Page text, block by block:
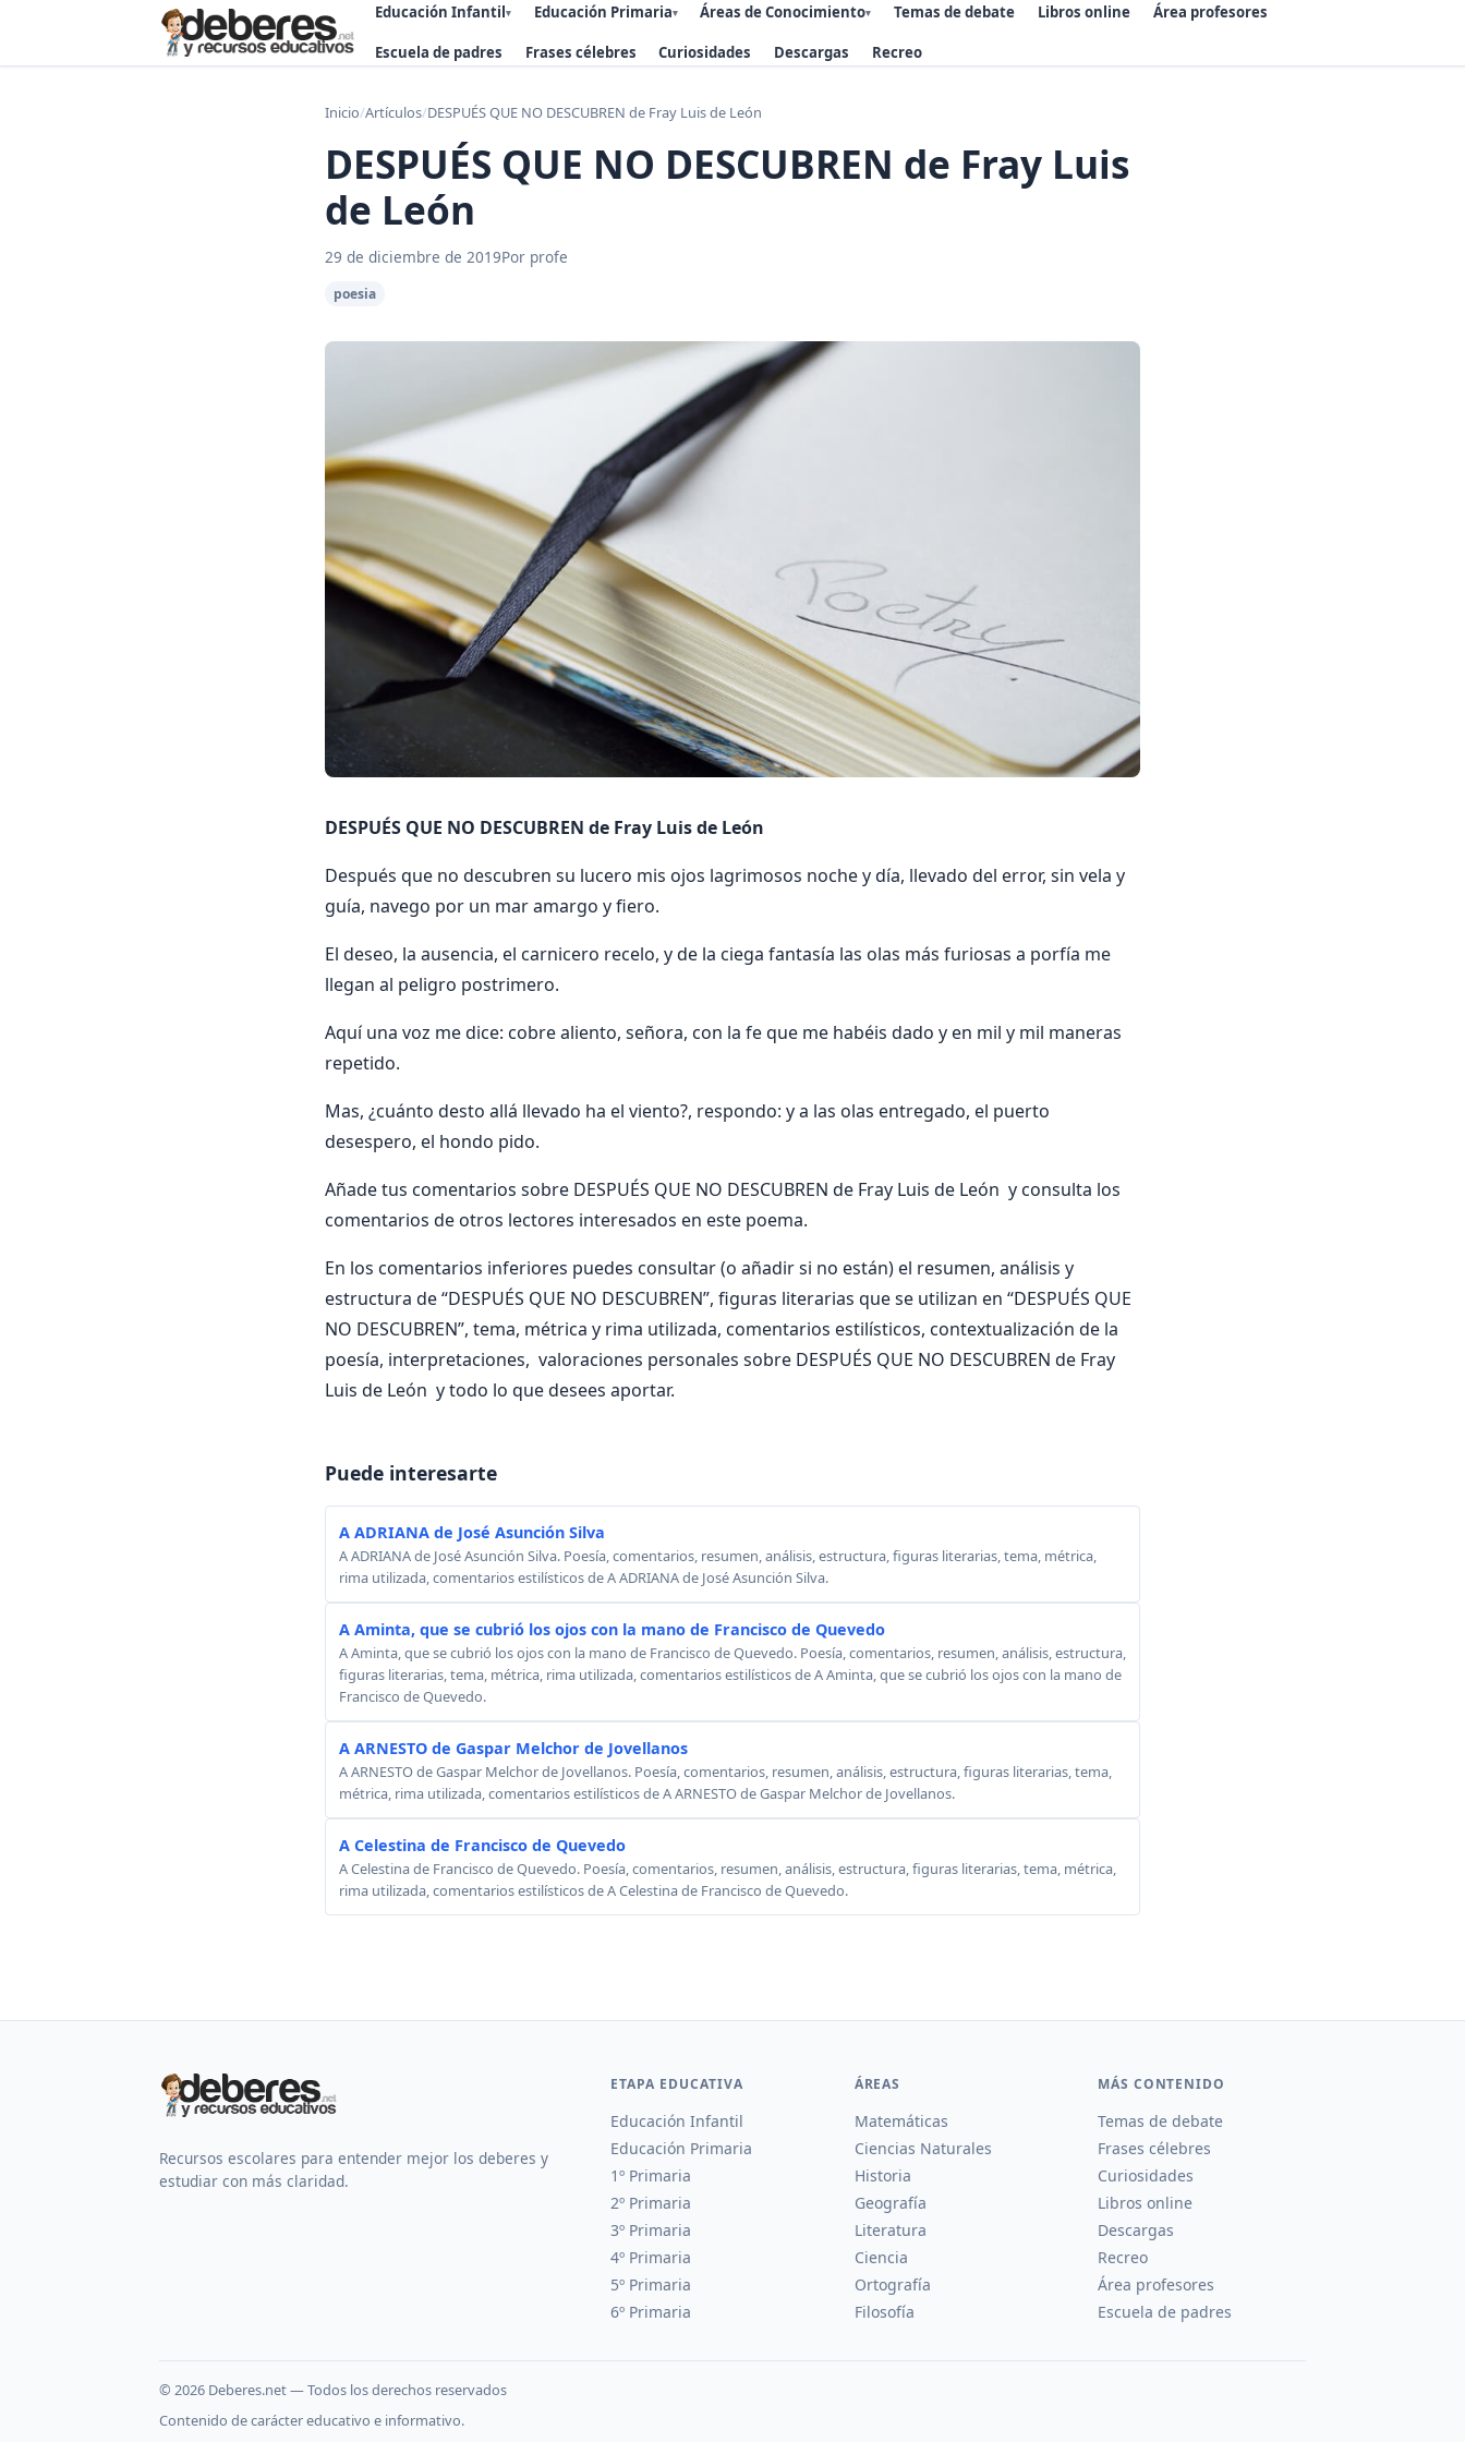
Educación Infantil▾ Educación Primaria▾ Áreas de Conocimiento▾ Temas de debate Libros online Área profesores
Escuela de padres Frases célebres Curiosidades Descargas Recreo
Inicio/Artículos/DESPUÉS QUE NO DESCUBREN de Fray Luis de León
DESPUÉS QUE NO DESCUBREN de Fray Luis
de León
29 de diciembre de 2019Por profe
poesia
DESPUÉS QUE NO DESCUBREN de Fray Luis de León
Después que no descubren su lucero mis ojos lagrimosos noche y día, llevado del error, sin vela y
guía, navego por un mar amargo y fiero.
El deseo, la ausencia, el carnicero recelo, y de la ciega fantasía las olas más furiosas a porfía me
llegan al peligro postrimero.
Aquí una voz me dice: cobre aliento, señora, con la fe que me habéis dado y en mil y mil maneras
repetido.
Mas, ¿cuánto desto allá llevado ha el viento?, respondo: y a las olas entregado, el puerto
desespero, el hondo pido.
Añade tus comentarios sobre DESPUÉS QUE NO DESCUBREN de Fray Luis de León y consulta los
comentarios de otros lectores interesados en este poema.
En los comentarios inferiores puedes consultar (o añadir si no están) el resumen, análisis y
estructura de “DESPUÉS QUE NO DESCUBREN”, figuras literarias que se utilizan en “DESPUÉS QUE
NO DESCUBREN”, tema, métrica y rima utilizada, comentarios estilísticos, contextualización de la
poesía, interpretaciones, valoraciones personales sobre DESPUÉS QUE NO DESCUBREN de Fray
Luis de León y todo lo que desees aportar.
Puede interesarte
A ADRIANA de José Asunción Silva
A ADRIANA de José Asunción Silva. Poesía, comentarios, resumen, análisis, estructura, figuras literarias, tema, métrica,
rima utilizada, comentarios estilísticos de A ADRIANA de José Asunción Silva.
A Aminta, que se cubrió los ojos con la mano de Francisco de Quevedo
A Aminta, que se cubrió los ojos con la mano de Francisco de Quevedo. Poesía, comentarios, resumen, análisis, estructura,
figuras literarias, tema, métrica, rima utilizada, comentarios estilísticos de A Aminta, que se cubrió los ojos con la mano de
Francisco de Quevedo.
A ARNESTO de Gaspar Melchor de Jovellanos
A ARNESTO de Gaspar Melchor de Jovellanos. Poesía, comentarios, resumen, análisis, estructura, figuras literarias, tema,
métrica, rima utilizada, comentarios estilísticos de A ARNESTO de Gaspar Melchor de Jovellanos.
A Celestina de Francisco de Quevedo
A Celestina de Francisco de Quevedo. Poesía, comentarios, resumen, análisis, estructura, figuras literarias, tema, métrica,
rima utilizada, comentarios estilísticos de A Celestina de Francisco de Quevedo.
Recursos escolares para entender mejor los deberes y
estudiar con más claridad.
ETAPA EDUCATIVA
Educación Infantil
Educación Primaria
1º Primaria
2º Primaria
3º Primaria
4º Primaria
5º Primaria
6º Primaria
ÁREAS
Matemáticas
Ciencias Naturales
Historia
Geografía
Literatura
Ciencia
Ortografía
Filosofía
MÁS CONTENIDO
Temas de debate
Frases célebres
Curiosidades
Libros online
Descargas
Recreo
Área profesores
Escuela de padres
© 2026 Deberes.net — Todos los derechos reservados
Contenido de carácter educativo e informativo.